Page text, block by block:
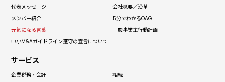
代表メッセージ
会社概要／沿革
メンバー紹介
5分でわかるOAG
元気になる言葉
一般事業主行動計画
中小M&Aガイドライン遵守の宣言について
サービス
企業税務・会計
相続